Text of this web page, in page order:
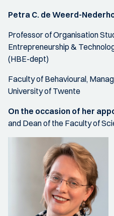
Petra C. de Weerd-
Professor of Organisation
Entrepreneurship &
(HBE-dept)
Faculty of Behavioural,
University of Twente
On the occasion of her
and Dean of the Faculty of